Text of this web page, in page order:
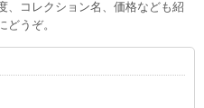
、コレクション名、価格なども紹
うぞ。